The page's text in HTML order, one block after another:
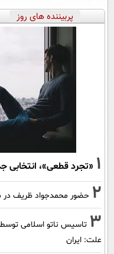
پربیننده های روز
1 «تجرد قطعی»، انتخابی
2 حضور محمدجواد ظریف در
3 تاسیس ناتو اسلامی
علت: ایران